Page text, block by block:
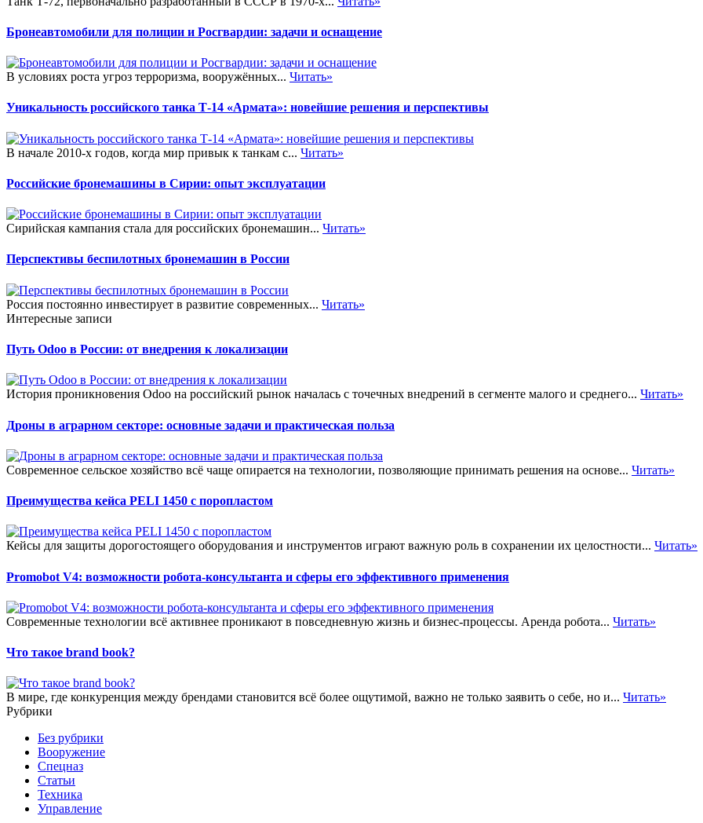
Бронеавтомобили для полиции и Росгвардии: задачи и оснащение
В условиях роста угроз терроризма, вооружённых... Читать»
Уникальность российского танка Т-14 «Армата»: новейшие решения и перспективы
В начале 2010-х годов, когда мир привык к танкам с... Читать»
Российские бронемашины в Сирии: опыт эксплуатации
Сирийская кампания стала для российских бронемашин... Читать»
Перспективы беспилотных бронемашин в России
Россия постоянно инвестирует в развитие современных... Читать»
Интересные записи
Путь Odoo в России: от внедрения к локализации
История проникновения Odoo на российский рынок началась с точечных внедрений в сегменте малого и среднего... Читать»
Дроны в аграрном секторе: основные задачи и практическая польза
Современное сельское хозяйство всё чаще опирается на технологии, позволяющие принимать решения на основе... Читать»
Преимущества кейса PELI 1450 с поропластом
Кейсы для защиты дорогостоящего оборудования и инструментов играют важную роль в сохранении их целостности... Читать»
Promobot V4: возможности робота-консультанта и сферы его эффективного применения
Современные технологии всё активнее проникают в повседневную жизнь и бизнес-процессы. Аренда робота... Читать»
Что такое brand book?
В мире, где конкуренция между брендами становится всё более ощутимой, важно не только заявить о себе, но и... Читать»
Рубрики
Без рубрики
Вооружение
Спецназ
Статьи
Техника
Управление